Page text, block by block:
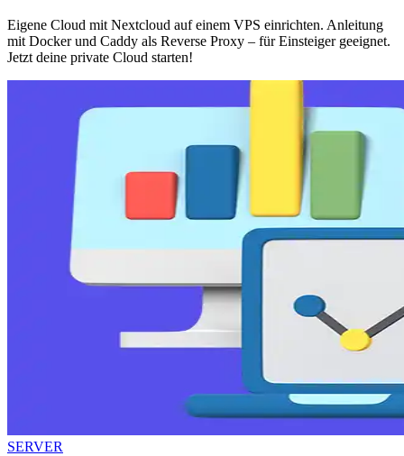
Eigene Cloud mit Nextcloud auf einem VPS einrichten. Anleitung
mit Docker und Caddy als Reverse Proxy – für Einsteiger geeignet.
Jetzt deine private Cloud starten!
SERVER